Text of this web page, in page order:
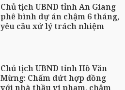
Chủ tịch UBND tỉnh An Giang
phê bình dự án chậm 6 tháng,
yêu cầu xử lý trách nhiệm
Chủ tịch UBND tỉnh Hồ Văn
Mừng: Chấm dứt hợp đồng
với nhà thầu vi phạm, chậm